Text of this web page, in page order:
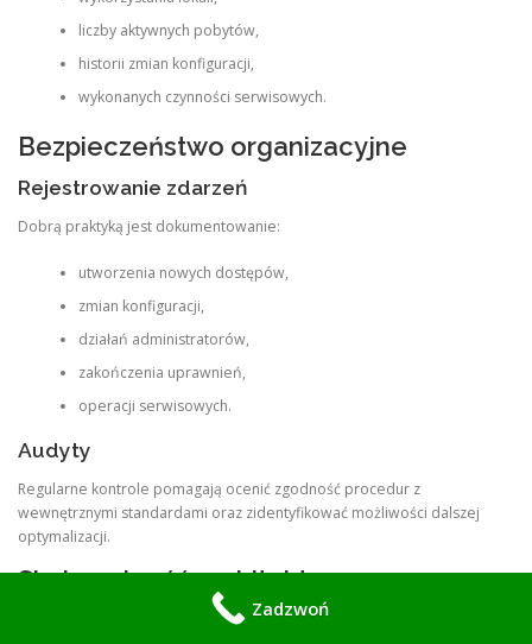
liczby aktywnych pobytów,
historii zmian konfiguracji,
wykonanych czynności serwisowych.
Bezpieczeństwo organizacyjne
Rejestrowanie zdarzeń
Dobrą praktyką jest dokumentowanie:
utworzenia nowych dostępów,
zmian konfiguracji,
działań administratorów,
zakończenia uprawnień,
operacji serwisowych.
Audyty
Regularne kontrole pomagają ocenić zgodność procedur z
wewnętrznymi standardami oraz zidentyfikować możliwości dalszej
optymalizacji.
Skalowalność architektury
Dodawanie nowych obiektów
Zadzwoń